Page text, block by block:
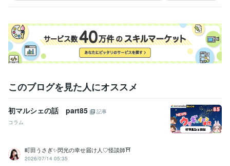
人事 / 評価・報酬 経験年数 : 10年
癒しの聞き上手 2014年12月 ~ 現在
あなたの楽園（エデン）ウサギュィ〜ランド 2025年5月 ~ 現在
自宅で副業 2025年5月 ~ 現在
受賞歴
2025年６月末にココナラ初出品、同年8月にプラチナランクに
2026年2月、販売件数500件達成！
2026年5月、販売件数1000件達成！
ケアマネジャー（介護支援専門員） 取得年 : 2019年
このブログを見た人にオススメ
初マルシェの話 part85
記事
コラム
町田うさぎ✨閃光の幸せ届け人♡怪談師⛩️
2026/07/14 05:35